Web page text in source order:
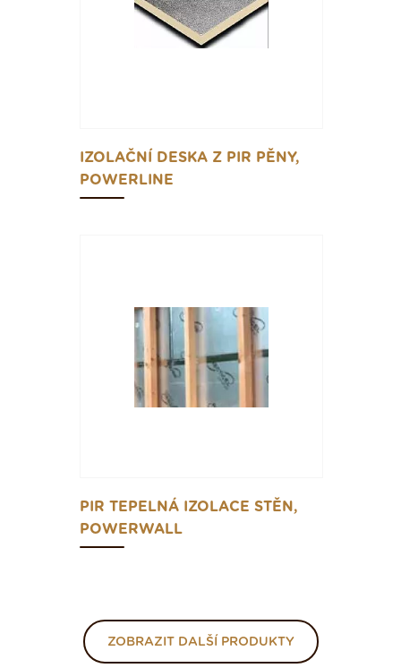
IZOLAČNÍ DESKA Z PIR PĚNY,
POWERLINE
PIR TEPELNÁ IZOLACE STĚN,
POWERWALL
ZOBRAZIT DALŠÍ PRODUKTY